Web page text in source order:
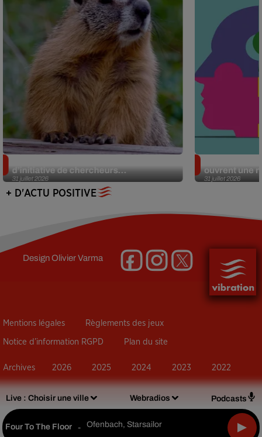
Live : Choisir une ville Webradios Podcasts
Four To The Floor - Ofenbach, Starsailor
31 juillet 2026
d’initiative de chercheurs...
31 juillet 2026
ouvrent une
+ D'ACTU POSITIVE
DesignOlivier Varma
Mentions légales Règlements des jeux
Notice d’information RGPD Plan du site
Archives 2026 2025 2024 2023 2022